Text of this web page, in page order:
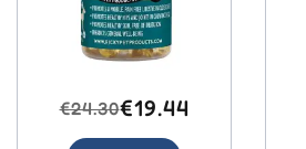
€24.30€19.44